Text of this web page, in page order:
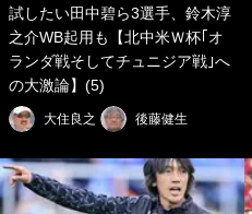
試したい田中碧ら3選手、鈴木淳
之介WB起用も【北中米Ｗ杯｢オ
ランダ戦そしてチュニジア戦｣へ
の大激論】(5)
大住良之 後藤健生